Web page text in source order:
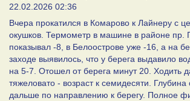
22.02.2026 02:36
Вчера прокатился в Комарово к Лайнеру с
окушков. Термометр в машине в районе пр.
показывал -8, в Белоострове уже -16, а на
заходе выявилось, что у берега выдавило
на 5-7. Отошел от берега минут 20. Ходить
тяжеловато - возраст к семидесяти. Глубина
дальше по направлению к берегу. Полное